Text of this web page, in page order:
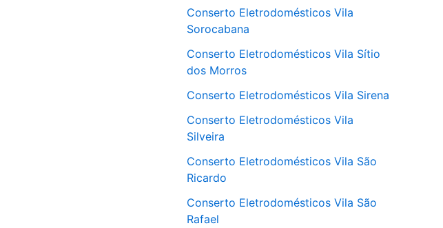
Conserto Eletrodomésticos Vila
Sorocabana
Conserto Eletrodomésticos Vila Sítio
dos Morros
Conserto Eletrodomésticos Vila Sirena
Conserto Eletrodomésticos Vila
Silveira
Conserto Eletrodomésticos Vila São
Ricardo
Conserto Eletrodomésticos Vila São
Rafael